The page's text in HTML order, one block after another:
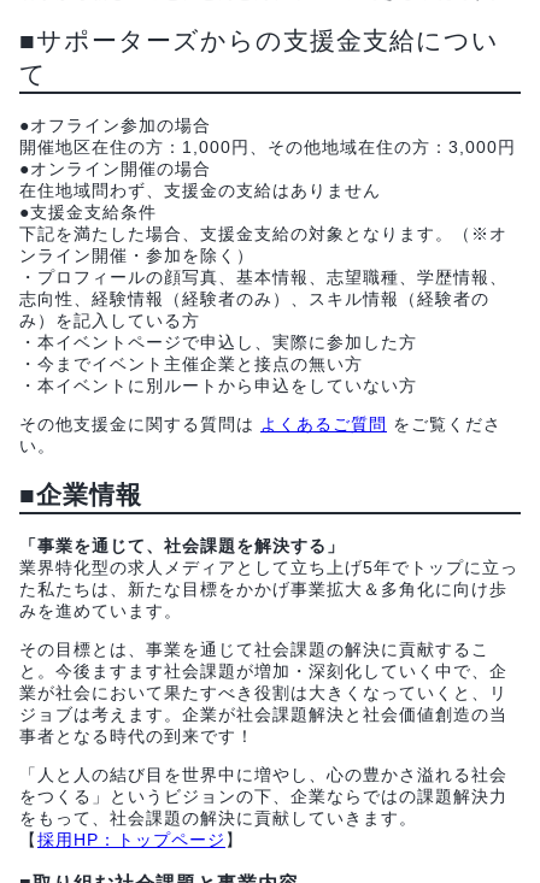
■サポーターズからの支援金支給につい
て
●オフライン参加の場合
開催地区在住の方：1,000円、その他地域在住の方：3,000円
●オンライン開催の場合
在住地域問わず、支援金の支給はありません
●支援金支給条件
下記を満たした場合、支援金支給の対象となります。（※オ
ンライン開催・参加を除く）
・プロフィールの顔写真、基本情報、志望職種、学歴情報、
志向性、経験情報（経験者のみ）、スキル情報（経験者の
み）を記入している方
・本イベントページで申込し、実際に参加した方
・今までイベント主催企業と接点の無い方
・本イベントに別ルートから申込をしていない方
その他支援金に関する質問は よくあるご質問 をご覧くださ
い。
■企業情報
「事業を通じて、社会課題を解決する」
業界特化型の求人メディアとして立ち上げ5年でトップに立っ
た私たちは、新たな目標をかかげ事業拡大＆多角化に向け歩
みを進めています。
その目標とは、事業を通じて社会課題の解決に貢献するこ
と。今後ますます社会課題が増加・深刻化していく中で、企
業が社会において果たすべき役割は大きくなっていくと、リ
ジョブは考えます。企業が社会課題解決と社会価値創造の当
事者となる時代の到来です！
「人と人の結び目を世界中に増やし、心の豊かさ溢れる社会
をつくる」というビジョンの下、企業ならではの課題解決力
をもって、社会課題の解決に貢献していきます。
【採用HP：トップページ 】